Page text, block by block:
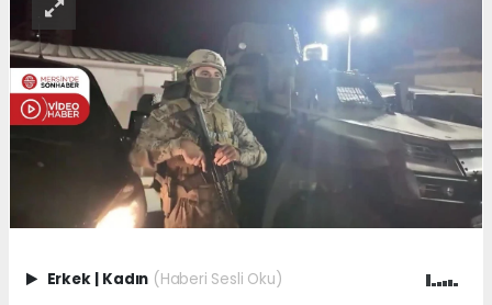
Erkek Kadın (Haberi Sesli Oku)